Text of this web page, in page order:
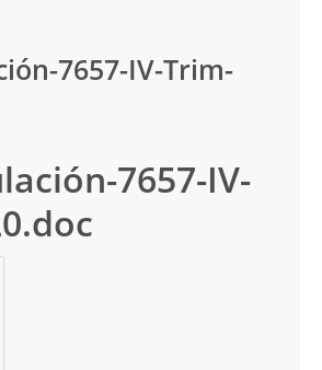
7657-IV-Trim-
7657-IV-